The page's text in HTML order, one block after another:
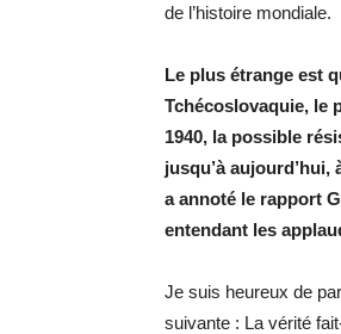
de l’histoire mondiale.
Le plus étrange est
Tchécoslovaquie, le
1940, la possible
jusqu’à
a annoté le rapport
entendant les
Je suis heureux de
suivante : La vérité